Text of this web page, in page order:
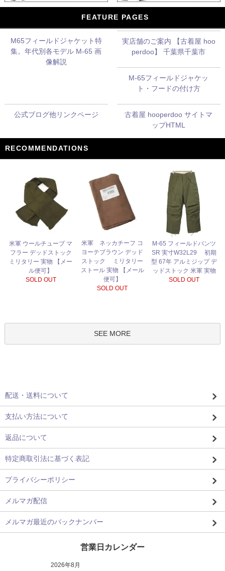
FEATURE PAGES
M65フィールドジャケット特
集。年代別各モデル M-65 画
像解説
実店舗のご案内 【古着屋 hoo
perdoo】 千葉県千葉市
M-65フィールドジャケッ
ト・フードの付け方
公式ブログ他リンクページ
古着屋 hooperdoo サイトマ
ップHTML
RECOMMENDATIONS
米軍 ウールチューブ マ
フラー デッドストック
ミリタリー 実物 【メー
ル便可】
SOLD OUT
米軍 ネッカチーフ コ
ヨーテブラウン デッド
ストック ミリタリー
ストール 実物 【メール
便可】
SOLD OUT
M-65 フィールドパンツ
SR 実寸W32L29 初期
型 67年 アルミジップ デ
ッドストック 米軍 実物
SOLD OUT
SEE MORE
配送・送料について
支払い方法について
返品について
特定商取引法に基づく表記
プライバシーポリシー
メルマガ配信
メルマガ最近のバックナンバー
営業日カレンダー
2026年8月